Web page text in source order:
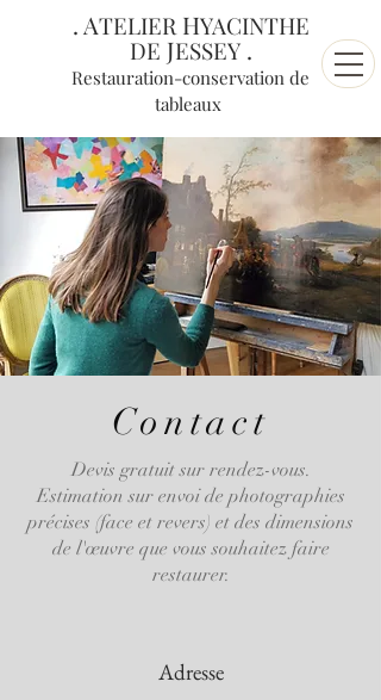
. ATELIER HYACINTHE
DE JESSEY .
Restauration-conservation de
tableaux
Contact
Devis gratuit sur rendez-vous.
Estimation sur envoi de photographies
précises (face et revers) et des dimensions
de l'œuvre que vous souhaitez faire
restaurer.
Adresse